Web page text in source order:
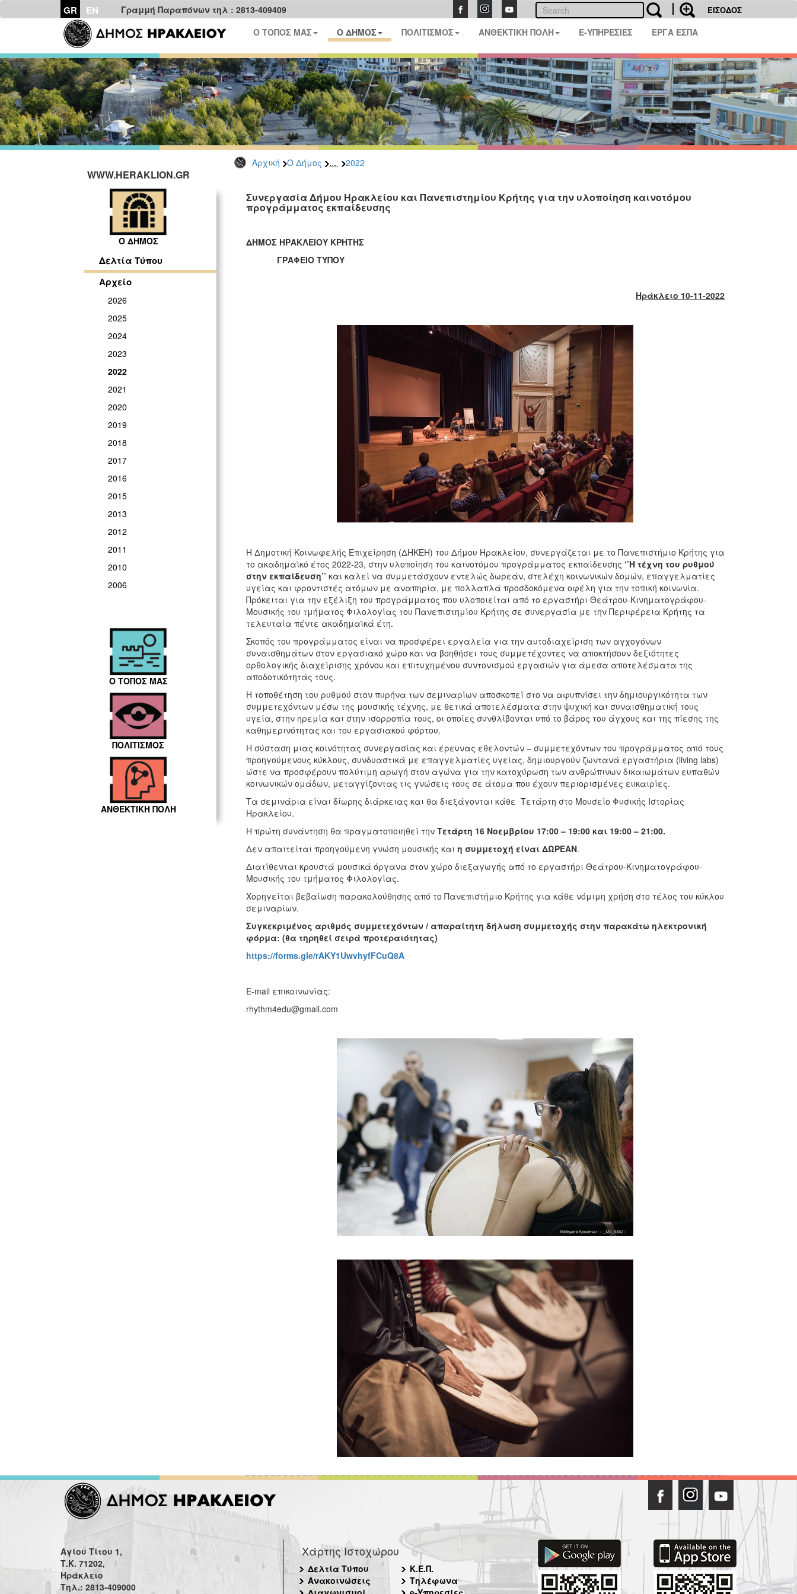
GR EN Γραμμή Παραπόνων τηλ : 2813-409409 ΕΙΣΟΔΟΣ
Ο ΤΟΠΟΣ ΜΑΣ Ο ΔΗΜΟΣ ΠΟΛΙΤΙΣΜΟΣ ΑΝΘΕΚΤΙΚΗ ΠΟΛΗ E-ΥΠΗΡΕΣΙΕΣ ΕΡΓΑ ΕΣΠΑ
Αρχική Ο Δήμος ... 2022
WWW.HERAKLION.GR
Ο ΔΗΜΟΣ
Δελτία Τύπου
Αρχείο
2026
2025
2024
2023
2022
2021
2020
2019
2018
2017
2016
2015
2013
2012
2011
2010
2006
Ο ΤΟΠΟΣ ΜΑΣ
ΠΟΛΙΤΙΣΜΟΣ
ΑΝΘΕΚΤΙΚΗ ΠΟΛΗ
Συνεργασία Δήμου Ηρακλείου και Πανεπιστημίου Κρήτης για την υλοποίηση καινοτόμου
προγράμματος εκπαίδευσης
ΔΗΜΟΣ ΗΡΑΚΛΕΙΟΥ ΚΡΗΤΗΣ
ΓΡΑΦΕΙΟ ΤΥΠΟΥ
Ηράκλειο 10-11-2022
H Δημοτική Κοινωφελής Επιχείρηση (ΔΗΚΕΗ) του Δήμου Ηρακλείου, συνεργάζεται με το Πανεπιστήμιο Κρήτης για
το ακαδημαϊκό έτος 2022-23, στην υλοποίηση του καινοτόμου προγράμματος εκπαίδευσης ‘’Η τέχνη του ρυθμού
στην εκπαίδευση’’ και καλεί να συμμετάσχουν εντελώς δωρεάν, στελέχη κοινωνικών δομών, επαγγελματίες
υγείας και φροντιστές ατόμων με αναπηρία, με πολλαπλά προσδοκόμενα οφέλη για την τοπική κοινωνία.
Πρόκειται για την εξέλιξη του προγράμματος που υλοποιείται από το εργαστήρι Θεάτρου-Κινηματογράφου-
Μουσικής του τμήματος Φιλολογίας του Πανεπιστημίου Κρήτης σε συνεργασία με την Περιφέρεια Κρήτης τα
τελευταία πέντε ακαδημαϊκά έτη.
Σκοπός του προγράμματος είναι να προσφέρει εργαλεία για την αυτοδιαχείριση των αγχογόνων
συναισθημάτων στον εργασιακό χώρο και να βοηθήσει τους συμμετέχοντες να αποκτήσουν δεξιότητες
ορθολογικής διαχείρισης χρόνου και επιτυχημένου συντονισμού εργασιών για άμεσα αποτελέσματα της
αποδοτικότητάς τους.
Η τοποθέτηση του ρυθμού στον πυρήνα των σεμιναρίων αποσκοπεί στο να αφυπνίσει την δημιουργικότητα των
συμμετεχόντων μέσω της μουσικής τέχνης, με θετικά αποτελέσματα στην ψυχική και συναισθηματική τους
υγεία, στην ηρεμία και στην ισορροπία τους, οι οποίες συνθλίβονται υπό το βάρος του άγχους και της πίεσης της
καθημερινότητας και του εργασιακού φόρτου.
Η σύσταση μιας κοινότητας συνεργασίας και έρευνας εθελοντών – συμμετεχόντων του προγράμματος από τους
προηγούμενους κύκλους, συνδυαστικά με επαγγελματίες υγείας, δημιουργούν ζωντανά εργαστήρια (living labs)
ώστε να προσφέρουν πολύτιμη αρωγή στον αγώνα για την κατοχύρωση των ανθρώπινων δικαιωμάτων ευπαθών
κοινωνικών ομάδων, μεταγγίζοντας τις γνώσεις τους σε άτομα που έχουν περιορισμένες ευκαιρίες.
Τα σεμινάρια είναι δίωρης διάρκειας και θα διεξάγονται κάθε Τετάρτη στο Μουσείο Φυσικής Ιστορίας
Ηρακλείου.
Η πρώτη συνάντηση θα πραγματοποιηθεί την Τετάρτη 16 Νοεμβρίου 17:00 – 19:00 και 19:00 – 21:00.
Δεν απαιτείται προηγούμενη γνώση μουσικής και η συμμετοχή είναι ΔΩΡΕΑΝ.
Διατίθενται κρουστά μουσικά όργανα στον χώρο διεξαγωγής από το εργαστήρι Θεάτρου-Κινηματογράφου-
Μουσικής του τμήματος Φιλολογίας.
Χορηγείται βεβαίωση παρακολούθησης από το Πανεπιστήμιο Κρήτης για κάθε νόμιμη χρήση στο τέλος του κύκλου
σεμιναρίων.
Συγκεκριμένος αριθμός συμμετεχόντων / απαραίτητη δήλωση συμμετοχής στην παρακάτω ηλεκτρονική
φόρμα: (θα τηρηθεί σειρά προτεραιότητας)
https://forms.gle/rAKY1UwvhyfFCuQ8A
E-mail επικοινωνίας:
rhythm4edu@gmail.com
Αγίου Τίτου 1,
Τ.Κ. 71202,
Ηράκλειο
Τηλ.: 2813-409000
Χάρτης Ιστοχώρου
Δελτία Τύπου
Ανακοινώσεις
Κ.Ε.Π.
Τηλέφωνα